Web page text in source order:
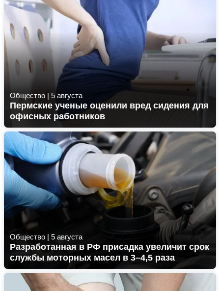
Общество | 5 августа
Пермские ученые оценили вред сидения для
офисных работников
Общество | 5 августа
Разработанная в РФ присадка увеличит срок
службы моторных масел в 3–4,5 раза